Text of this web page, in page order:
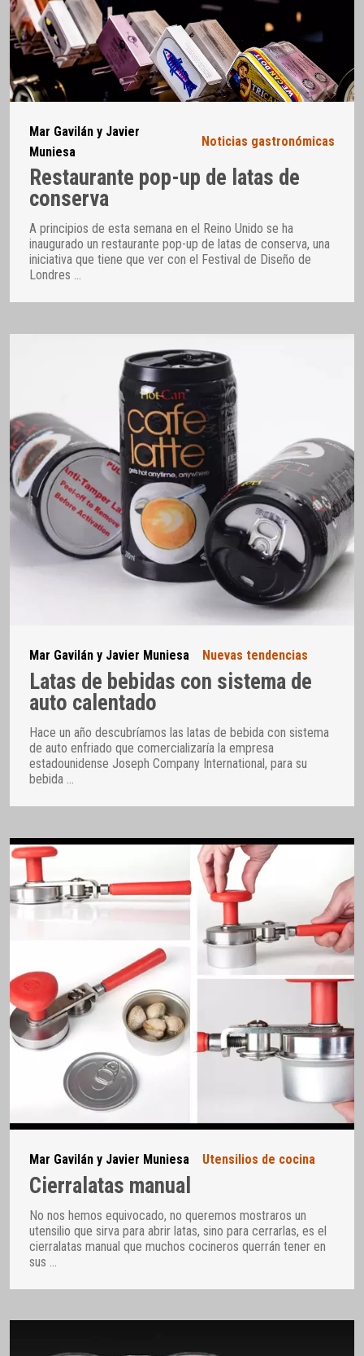
Mar Gavilán y Javier
Muniesa
Noticias gastronómicas
Restaurante pop-up de latas de
conserva
A principios de esta semana en el Reino Unido se ha
inaugurado un restaurante pop-up de latas de conserva, una
iniciativa que tiene que ver con el Festival de Diseño de
Londres …
Mar Gavilán y Javier Muniesa Nuevas tendencias
Latas de bebidas con sistema de
auto calentado
Hace un año descubríamos las latas de bebida con sistema
de auto enfriado que comercializaría la empresa
estadounidense Joseph Company International, para su
bebida …
Mar Gavilán y Javier Muniesa Utensilios de cocina
Cierralatas manual
No nos hemos equivocado, no queremos mostraros un
utensilio que sirva para abrir latas, sino para cerrarlas, es el
cierralatas manual que muchos cocineros querrán tener en
sus …